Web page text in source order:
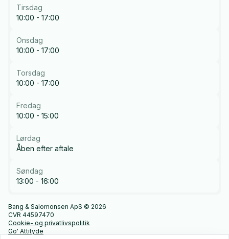
Tirsdag
10:00 - 17:00
Onsdag
10:00 - 17:00
Torsdag
10:00 - 17:00
Fredag
10:00 - 15:00
Lørdag
Åben efter aftale
Søndag
13:00 - 16:00
Bang & Salomonsen ApS © 2026
CVR 44597470
Cookie- og privatlivspolitik
Go' Attityde